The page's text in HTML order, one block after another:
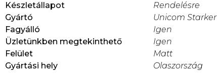
Készletállapot
Rendelésre
Gyártó
Unicom Starker
Fagyálló
Igen
Üzletünkben megtekinthető
Igen
Felület
Matt
Gyártási hely
Olaszország